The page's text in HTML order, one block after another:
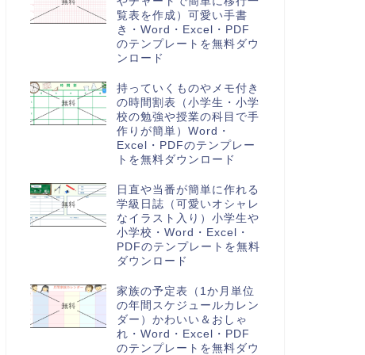
覧表を作成）可愛い手書
き・Word・Excel・PDF
のテンプレートを無料ダウ
ンロード
持っていくものやメモ付き
の時間割表（小学生・小学
校の勉強や授業の科目で手
作りが簡単）Word・
Excel・PDFのテンプレー
トを無料ダウンロード
日直や当番が簡単に作れる
学級日誌（可愛いオシャレ
なイラスト入り）小学生や
小学校・Word・Excel・
PDFのテンプレートを無料
ダウンロード
家族の予定表（1か月単位
の年間スケジュールカレン
ダー）かわいい＆おしゃ
れ・Word・Excel・PDF
のテンプレートを無料ダウ